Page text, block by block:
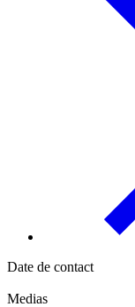
Date de contact
Medias